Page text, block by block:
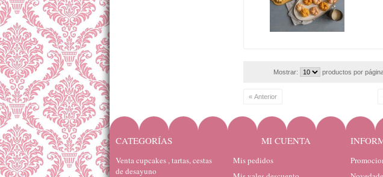
Mostrar: productos por
« Anterior
CATEGORÍAS
Venta cupcakes , tartas, cestas
de desayuno
MI CUENTA
Mis pedidos